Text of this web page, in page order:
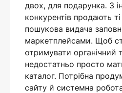
двох, для подарунка. З
конкурентів продають ті
пошукова видача
маркетплейсами. Щоб
отримувати органічний
недостатньо просто
каталог. Потрібна
сайту й системна